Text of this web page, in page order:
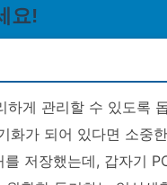
요!
게 관리할 수 있도록
화가 되어 있다면 소중
저장했는데, 갑자기